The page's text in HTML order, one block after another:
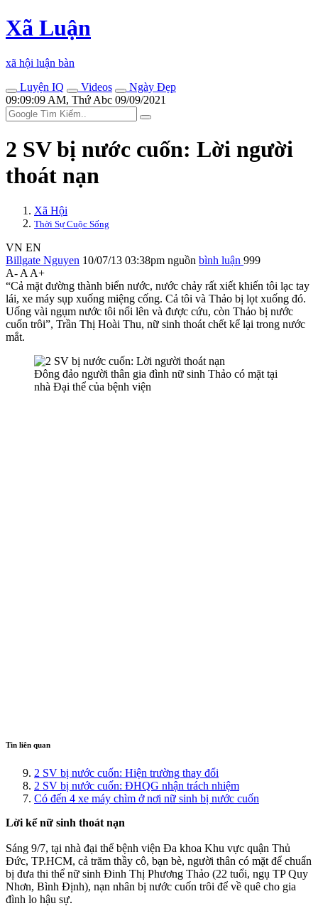
Xã Luận
xã hội luận bàn
Luyện IQ
Videos
Ngày Đẹp
09:09:09 AM, Thứ Abc 09/09/2021
2 SV bị nước cuốn: Lời người
thoát nạn
Xã Hội
Thời Sự Cuộc Sống
VN EN
Billgate Nguyen 10/07/13 03:38pm nguồn bình luận 999
A- A A+
“Cả mặt đường thành biển nước, nước chảy rất xiết khiến tôi lạc tay
lái, xe máy sụp xuống miệng cống. Cả tôi và Thảo bị lọt xuống đó.
Uống vài ngụm nước tôi nổi lên và được cứu, còn Thảo bị nước
cuốn trôi”, Trần Thị Hoài Thu, nữ sinh thoát chết kể lại trong nước
mắt.
Đông đảo người thân gia đình nữ sinh Thảo có mặt tại
nhà Đại thể của bệnh viện
Tin liên quan
2 SV bị nước cuốn: Hiện trường thay đổi
2 SV bị nước cuốn: ĐHQG nhận trách nhiệm
Có đến 4 xe máy chìm ở nơi nữ sinh bị nước cuốn
Lời kể nữ sinh thoát nạn
Sáng 9/7, tại nhà đại thể bệnh viện Đa khoa Khu vực quận Thủ
Đức, TP.HCM, cả trăm thầy cô, bạn bè, người thân có mặt để chuẩn
bị đưa thi thể nữ sinh Đinh Thị Phương Thảo (22 tuổi, ngụ TP Quy
Nhơn, Bình Định), nạn nhân bị nước cuốn trôi để về quê cho gia
đình lo hậu sự.